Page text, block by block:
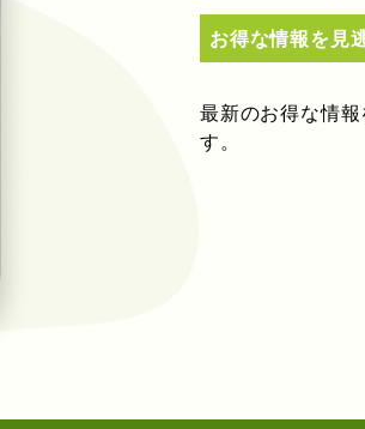
お得な情報を見
最新のお得な情
す。